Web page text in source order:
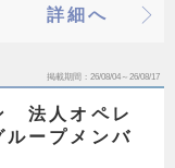
詳細へ
掲載期間 26/08/04～26/08/17
法人オペレ
ループメンバ